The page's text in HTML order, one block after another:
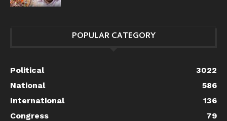
POPULAR CATEGORY
Political
3022
National
586
International
136
Congress
79